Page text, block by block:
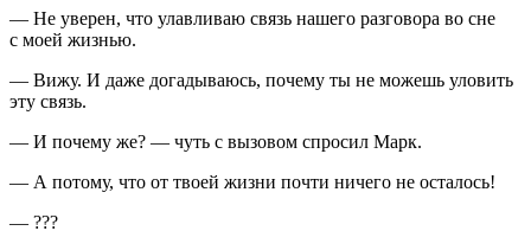
— Не уверен, что улавливаю связь нашего разговора во сне
с моей жизнью.
— Вижу. И даже догадываюсь, почему ты не можешь уловить
эту связь.
— И почему же? — чуть с вызовом спросил Марк.
— А потому, что от твоей жизни почти ничего не осталось!
— ???